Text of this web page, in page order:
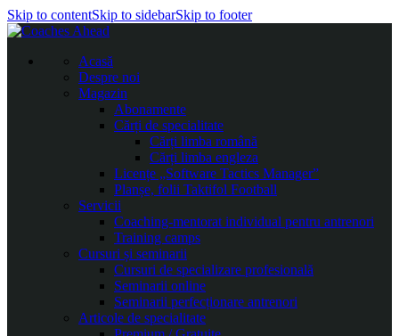
Skip to contentSkip to sidebarSkip to footer
Acasă
Despre noi
Magazin
Abonamente
Cărți de specialitate
Cărți limba română
Cărți limba engleza
Licențe „Software Tactics Manager”
Planșe, folii Taktifol Football
Servicii
Coaching-mentorat individual pentru antrenori
Training camps
Cursuri și seminarii
Cursuri de specializare profesională
Seminarii online
Seminarii perfecționare antrenori
Articole de specialitate